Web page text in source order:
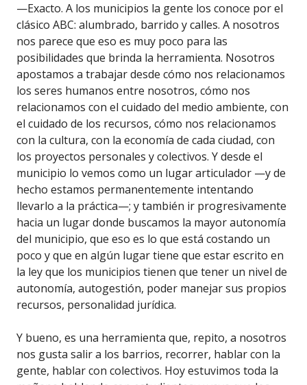
—Exacto. A los municipios la gente los conoce por el
clásico ABC: alumbrado, barrido y calles. A nosotros
nos parece que eso es muy poco para las
posibilidades que brinda la herramienta. Nosotros
apostamos a trabajar desde cómo nos relacionamos
los seres humanos entre nosotros, cómo nos
relacionamos con el cuidado del medio ambiente, con
el cuidado de los recursos, cómo nos relacionamos
con la cultura, con la economía de cada ciudad, con
los proyectos personales y colectivos. Y desde el
municipio lo vemos como un lugar articulador —y de
hecho estamos permanentemente intentando
llevarlo a la práctica—; y también ir progresivamente
hacia un lugar donde buscamos la mayor autonomía
del municipio, que eso es lo que está costando un
poco y que en algún lugar tiene que estar escrito en
la ley que los municipios tienen que tener un nivel de
autonomía, autogestión, poder manejar sus propios
recursos, personalidad jurídica.
Y bueno, es una herramienta que, repito, a nosotros
nos gusta salir a los barrios, recorrer, hablar con la
gente, hablar con colectivos. Hoy estuvimos toda la